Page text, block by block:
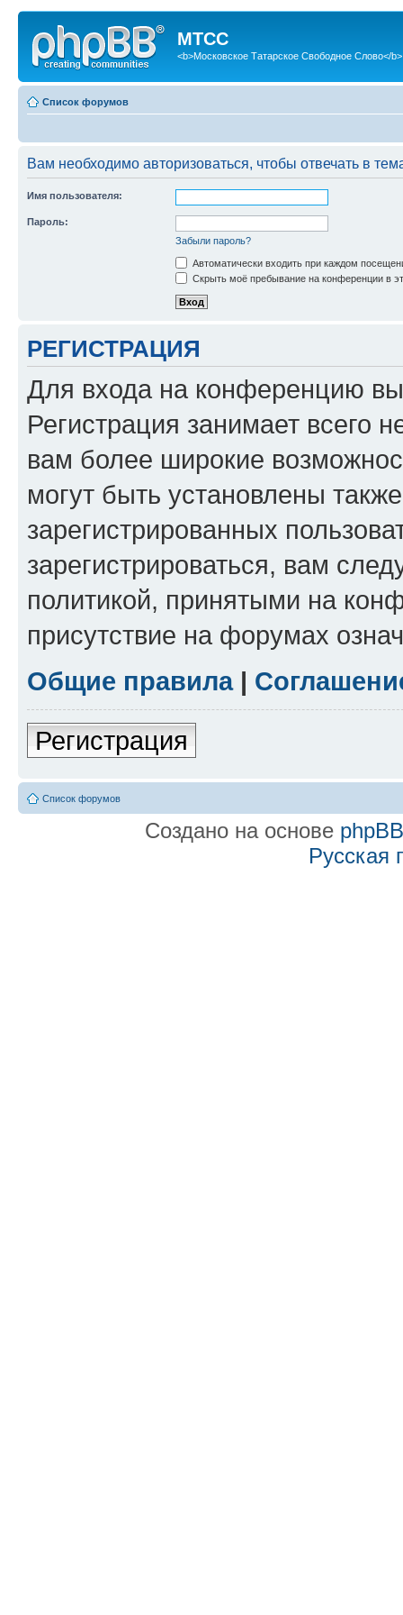
МТСС
<b>Московское Татарское Свободное Слово</b>
Список форумов
Вам необходимо авторизоваться, чтобы отвечать в
Имя пользователя:
Пароль:
Забыли пароль?
Автоматически входить при каждом
Скрыть моё пребывание на конференции в
РЕГИСТРАЦИЯ
Для входа на конференцию
Регистрация занимает всего
вам более широкие
могут быть установлены
зарегистрированных
зарегистрироваться, вам
политикой, принятыми на
присутствие на форумах
Общие правила|
Регистрация
Список форумов
Создано на основе phpBB
Русская